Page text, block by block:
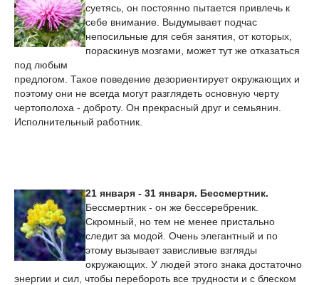
суетясь, он постоянно пытается привлечь к
себе внимание. Выдумывает подчас
непосильные для себя занятия, от которых,
пораскинув мозгами, может тут же отказаться
под любым
предлогом. Такое поведение дезориентирует окружающих и
поэтому они не всегда могут разглядеть основную черту
чертополоха - доброту. Он прекрасный друг и семьянин.
Исполнительный работник.
21 января - 31 января. Бессмертник.
Бессмертник - он же бессеребреник.
Скромный, но тем не менее пристально
следит за модой. Очень элегантный и по
этому вызывает зависливые взгляды
окружающих. У людей этого знака достаточно
энергии и сил, чтобы перебороть все трудности и с блеском